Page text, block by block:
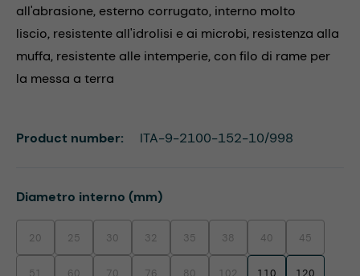
all'abrasione, esterno corrugato, interno molto
liscio, resistente all'idrolisi e ai microbi, resistenza alla
muffa, resistente alle intemperie, con filo di rame per
la messa a terra
Select
Diametro interno (mm)
20(This option is currently unavailable.)
25(This option is currently unavailable.)
30(This option is currently unavailable.)
32(This option is currently unavailable.)
35(This option is currently unavailable.)
38(This option is currently
40(This option is
45(This option
Product number: ITA-9-2100-152-10/998